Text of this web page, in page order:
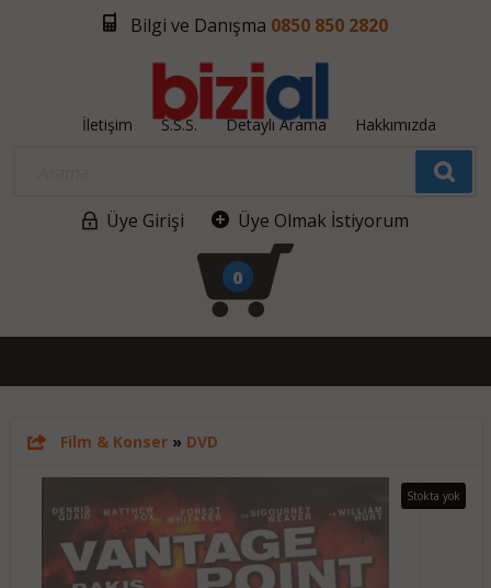
Bilgi ve Danışma 0850 850 2820
İletişim S.S.S. Detaylı Arama Hakkımızda
Üye Girişi Üye Olmak İstiyorum
0
Film & Konser» DVD
Stokta yok